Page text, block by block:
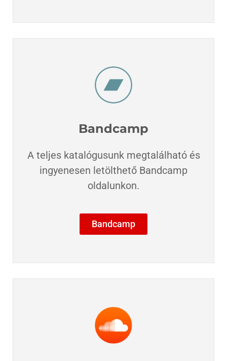
Bandcamp
A teljes katalógusunk megtalálható és
ingyenesen letölthető Bandcamp
oldalunkon.​
Bandcamp